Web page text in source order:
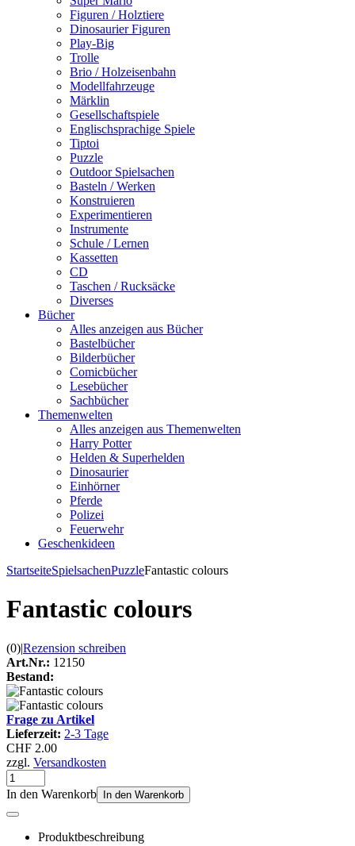
Figuren / Holztiere
Dinosaurier Figuren
Play-Big
Trolle
Brio / Holzeisenbahn
Modellfahrzeuge
Märklin
Gesellschaftspiele
Englischsprachige Spiele
Tiptoi
Puzzle
Outdoor Spielsachen
Basteln / Werken
Konstruieren
Experimentieren
Instrumente
Schule / Lernen
Kassetten
CD
Taschen / Rucksäcke
Diverses
Bücher
Alles anzeigen aus Bücher
Bastelbücher
Bilderbücher
Comicbücher
Lesebücher
Sachbücher
Themenwelten
Alles anzeigen aus Themenwelten
Harry Potter
Helden & Superhelden
Dinosaurier
Einhörner
Pferde
Polizei
Feuerwehr
Geschenkideen
StartseiteSpielsachenPuzzleFantastic colours
Fantastic colours
(0)|Rezension schreiben
Art.Nr.: 12150
Bestand:
Frage zu Artikel
Lieferzeit: 2-3 Tage
CHF 2.00
zzgl. Versandkosten
In den Warenkorb In den Warenkorb
Produktbeschreibung